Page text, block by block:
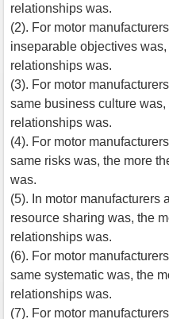
relationships was.
(2). For motor
inseparable objectives
relationships was.
(3). For motor
same business culture
relationships was.
(4). For motor
same risks was, the more
was.
(5). In motor manufacturers
resource sharing was, the
relationships was.
(6). For motor
same systematic was, the
relationships was.
(7). For motor